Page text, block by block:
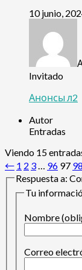
10 junio,
Invitado
Анонсы л2
Autor
Entradas
Viendo 15
← 1 2 3… 96 97 98
Respuesta a:
Tu
Nombre
Correo